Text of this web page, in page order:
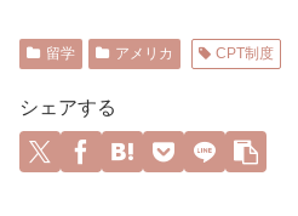
留学 アメリカ CPT制度
シェアする